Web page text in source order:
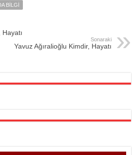
BILGI
Sonaraki
Yavuz Ağıralioğlu Kimdir, Hayatı